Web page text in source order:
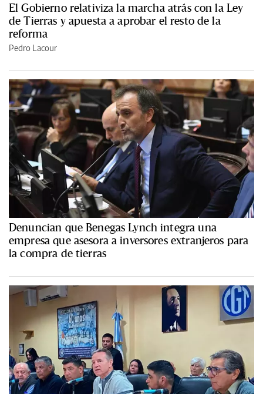
El Gobierno relativiza la marcha atrás con la Ley
de Tierras y apuesta a aprobar el resto de la
reforma
Pedro Lacour
Denuncian que Benegas Lynch integra una
empresa que asesora a inversores extranjeros para
la compra de tierras